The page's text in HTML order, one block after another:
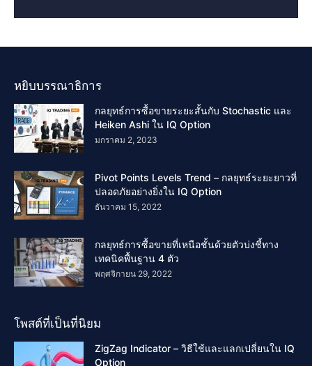
หยิบบรรณาธิการ
กลยุทธ์การซื้อขายระยะสั้นกับ Stochastic และ
Heiken Ashi ใน IQ Option
มกราคม 2, 2023
Pivot Points Levels Trend – กลยุทธ์ระยะยาวที่
ปลอดภัยอย่างยิ่งใน IQ Option
ธันวาคม 15, 2022
กลยุทธ์การซื้อขายที่เหนือชั้นด้วยตัวบ่งชี้ทาง
เทคนิคพื้นฐาน 4 ตัว
พฤศจิกายน 29, 2022
โพสต์ที่เป็นที่นิยม
ZigZag Indicator – วิธีใช้และแลกเปลี่ยนใน IQ
Option